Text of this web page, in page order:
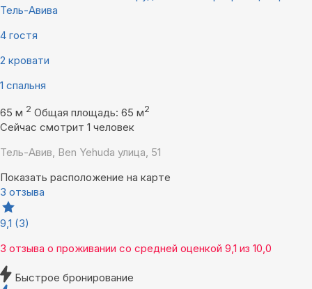
Тель-Авива
4 гостя
2 кровати
1 спальня
65 м 2 Общая площадь: 65 м2
Сейчас смотрит 1 человек
Тель-Авив, Ben Yehuda улица, 51
Показать расположение на карте
3 отзыва
9,1 (3)
3 отзыва о проживании со средней оценкой 9,1 из 10,0
Быстрое бронирование